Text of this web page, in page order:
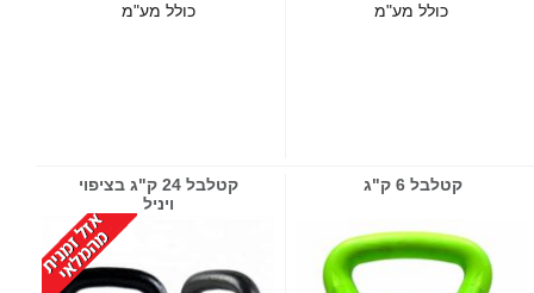
כולל מע"מ
כולל מע"מ
קטלבל 6 ק"ג
קטלבל 24 ק"ג בציפוי
ויניל